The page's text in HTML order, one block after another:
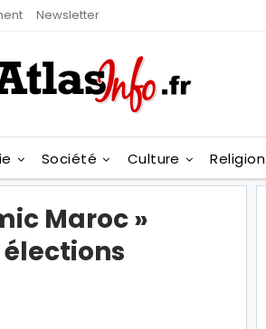
Newsletter
Société Culture Religion
Maroc »